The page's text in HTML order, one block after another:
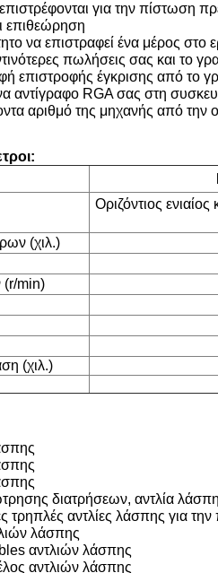
για την πίστωση
επιθεώρηση
να επιστραφεί ένα μέρος
πωλήσεις σας και το
επιστροφής έγκρισης από το
αντίγραφο RGA σας στη
αριθμό της μηχανής από την
Οριζόντιος
(χιλ.)
(r/min)
(χιλ.)
διατρήσεων, αντλία
τρηπλές αντλίες λάσπης για
λάσπης
αντλιών λάσπης
αντλιών λάσπης